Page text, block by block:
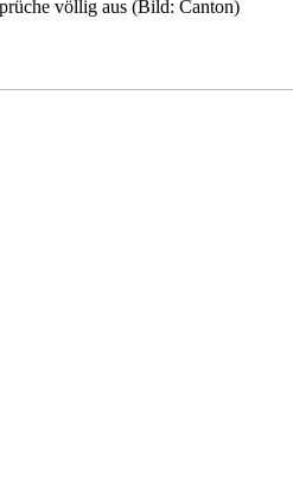
völlig aus (Bild: Canton)